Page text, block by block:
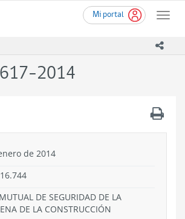
Mi portal
Toggle
2014
de 2014
DE SEGURIDAD DE LA
DE LA CONSTRUCCIÓN